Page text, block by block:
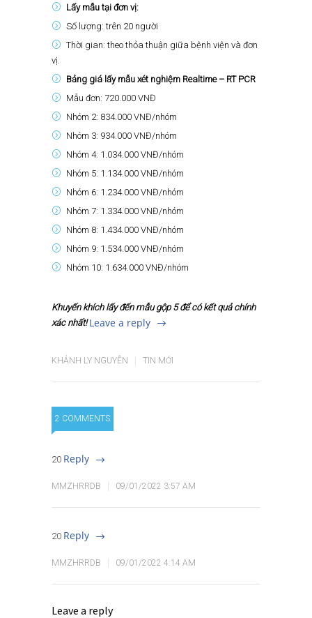
Lấy mẫu tại đơn vị:
Số lượng: trên 20 người
Thời gian: theo thỏa thuận giữa bệnh viện và đơn
vị.
Bảng giá lấy mẫu xét nghiệm Realtime – RT PCR
Mẫu đơn: 720.000 VNĐ
Nhóm 2: 834.000 VNĐ/nhóm
Nhóm 3: 934.000 VNĐ/nhóm
Nhóm 4: 1.034.000 VNĐ/nhóm
Nhóm 5: 1.134.000 VNĐ/nhóm
Nhóm 6: 1.234.000 VNĐ/nhóm
Nhóm 7: 1.334.000 VNĐ/nhóm
Nhóm 8: 1.434.000 VNĐ/nhóm
Nhóm 9: 1.534.000 VNĐ/nhóm
Nhóm 10: 1.634.000 VNĐ/nhóm
Khuyến khích lấy đến mẫu gộp 5 để có kết quả chính
xác nhất! Leave a reply
KHÁNH LY NGUYỄN TIN MỚI
2 COMMENTS
20 Reply
MMZHRRDB 09/01/2022 3:57 AM
20 Reply
MMZHRRDB 09/01/2022 4:14 AM
Leave a reply